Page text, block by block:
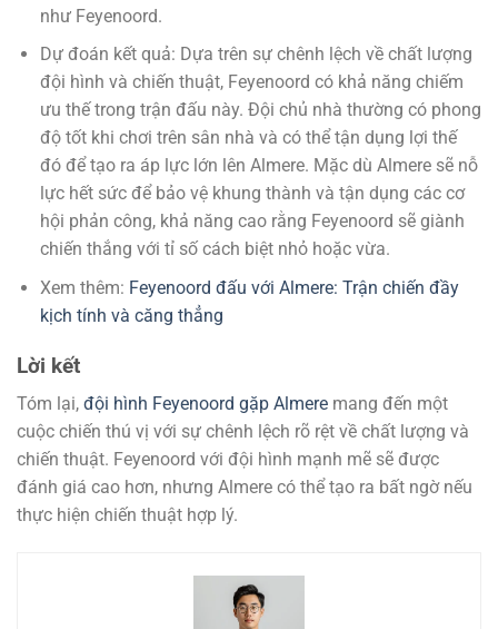
như Feyenoord.
Dự đoán kết quả: Dựa trên sự chênh lệch về chất lượng
đội hình và chiến thuật, Feyenoord có khả năng chiếm
ưu thế trong trận đấu này. Đội chủ nhà thường có phong
độ tốt khi chơi trên sân nhà và có thể tận dụng lợi thế
đó để tạo ra áp lực lớn lên Almere. Mặc dù Almere sẽ nỗ
lực hết sức để bảo vệ khung thành và tận dụng các cơ
hội phản công, khả năng cao rằng Feyenoord sẽ giành
chiến thắng với tỉ số cách biệt nhỏ hoặc vừa.
Xem thêm: Feyenoord đấu với Almere: Trận chiến đầy
kịch tính và căng thẳng
Lời kết
Tóm lại, đội hình Feyenoord gặp Almere mang đến một
cuộc chiến thú vị với sự chênh lệch rõ rệt về chất lượng và
chiến thuật. Feyenoord với đội hình mạnh mẽ sẽ được
đánh giá cao hơn, nhưng Almere có thể tạo ra bất ngờ nếu
thực hiện chiến thuật hợp lý.